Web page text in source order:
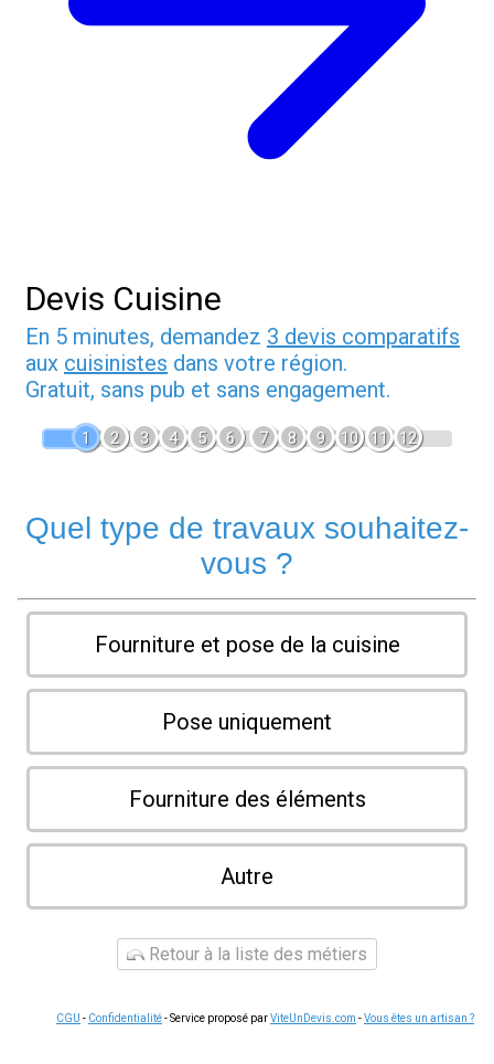
Devis Cuisine
En 5 minutes, demandez 3 devis comparatifs
aux cuisinistes dans votre région.
Gratuit, sans pub et sans engagement.
1 2 3 4 5 6 7 8 9 10 11 12
Quel type de travaux souhaitez-
vous ?
Fourniture et pose de la cuisine
Pose uniquement
Fourniture des éléments
Autre
Retour à la liste des métiers
CGU - Confidentialité- Service proposé parViteUnDevis.com -Vous êtes un artisan ?